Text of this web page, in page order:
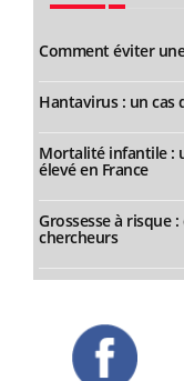
Comment éviter
Hantavirus : un cas
Mortalité infantile :
élevé en France
Grossesse à risque
chercheurs